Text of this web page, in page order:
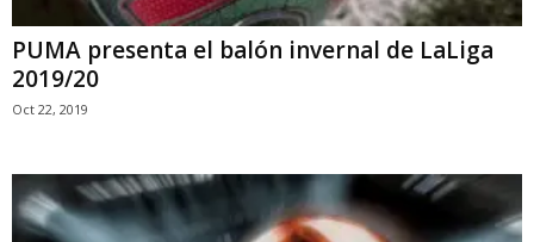
PUMA presenta el balón invernal de LaLiga
2019/20
Oct 22, 2019